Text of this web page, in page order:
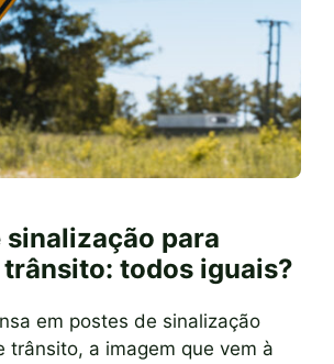
sinalização para
trânsito: todos iguais?
em postes de sinalização
trânsito, a imagem que vem à